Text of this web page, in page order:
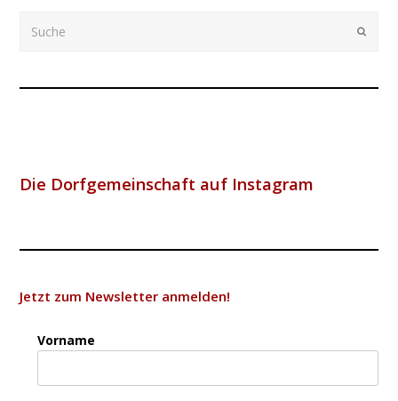
Submit
Die Dorfgemeinschaft auf Instagram
Jetzt zum Newsletter anmelden!
Vorname